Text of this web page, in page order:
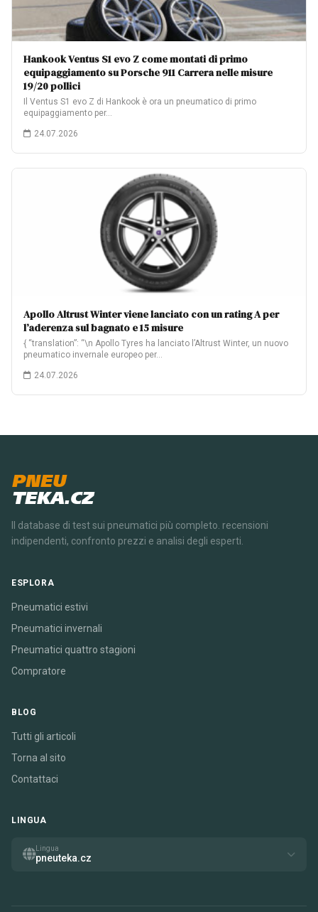
Hankook Ventus S1 evo Z come montati di primo
equipaggiamento su Porsche 911 Carrera nelle misure
19/20 pollici
Il Ventus S1 evo Z di Hankook è ora un pneumatico di primo
equipaggiamento per…
24.07.2026
Apollo Altrust Winter viene lanciato con un rating A per
l’aderenza sul bagnato e 15 misure
{ “translation”: “\n Apollo Tyres ha lanciato l’Altrust Winter, un nuovo
pneumatico invernale europeo per…
24.07.2026
PNEU
TEKA.CZ
Il database di test sui pneumatici più completo. recensioni
indipendenti, confronto prezzi e analisi degli esperti.
ESPLORA
Pneumatici estivi
Pneumatici invernali
Pneumatici quattro stagioni
Compratore
BLOG
Tutti gli articoli
Torna al sito
Contattaci
LINGUA
Lingua
pneuteka.cz